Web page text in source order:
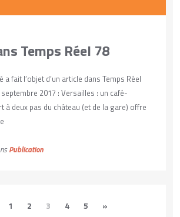
Temps Réel 78
a fait l’objet d’un article dans Temps Réel
2017 : Versailles : un café-
à deux pas du château (et de la gare) offre
Publication
1 2 3 4 5 »